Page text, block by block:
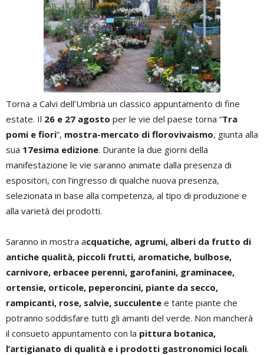
Torna a Calvi dell’Umbria un classico appuntamento di fine
estate. Il 26 e 27 agosto per le vie del paese torna “Tra
pomi e fiori”, mostra-mercato di florovivaismo, giunta alla
sua 17esima edizione. Durante la due giorni della
manifestazione le vie saranno animate dalla presenza di
espositori, con l’ingresso di qualche nuova presenza,
selezionata in base alla competenza, al tipo di produzione e
alla varietà dei prodotti.
Saranno in mostra acquatiche, agrumi, alberi da frutto di
antiche qualità, piccoli frutti, aromatiche, bulbose,
carnivore, erbacee perenni, garofanini, graminacee,
ortensie, orticole, peperoncini, piante da secco,
rampicanti, rose, salvie, succulente e tante piante che
potranno soddisfare tutti gli amanti del verde. Non mancherà
il consueto appuntamento con la pittura botanica,
l’artigianato di qualità e i prodotti gastronomici locali.